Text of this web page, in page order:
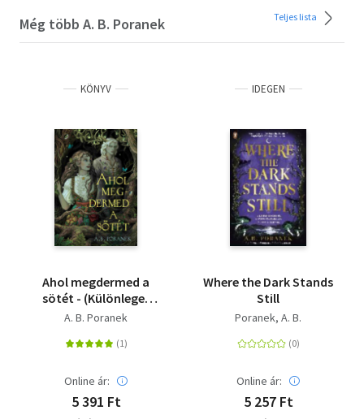
Még több A. B. Poranek Teljes lista
KÖNYV
Ahol megdermed a
sötét - (Különleges
kiadás)
A. B. Poranek
Online ár:
5 391 Ft
IDEGEN
Where the Dark Stands
Still
Poranek, A. B.
Online ár:
5 257 Ft